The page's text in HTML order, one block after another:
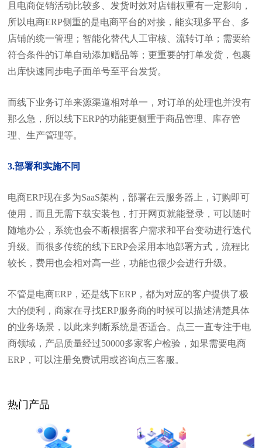
且电商促销活动比较多、发货时效对店铺权重有一定影响，
所以电商ERP侧重的是电商平台的对接，能实现多平台、多
店铺的统一管理；智能化替代人工审核、流转订单；需要给
符合条件的订单自动添加赠品等；更重要的打单发货，包裹
出库快速同步电子面单号至平台发货。
而线下业务订单来源渠道相对单一，对订单的处理也并没有
那么急，所以线下ERP的功能更侧重于商品管理、库存管
理、生产管理等。
3.部署和实施不同
电商ERP现在多为SaaS架构，部署在云服务器上，订购即可
使用，而且无需下载安装包，打开网页就能登录，可以随时
随地办公，系统也会不断根据客户需求和平台变动进行迭代
升级。而很多传统的线下ERP会采用本地部署方式，流程比
较长，费用也会相对高一些，功能也很少会进行升级。
不管是电商ERP，还是线下ERP，都为对应的客户提供了极
大的便利，商家在寻找ERP服务商的时候可以描述清楚具体
的业务场景，以此来判断系统是否适合。点三一直专注于电
商领域，产品质量经过50000多家客户检验，如果需要电商
ERP，可以注册免费试用或咨询点三客服。
热门产品